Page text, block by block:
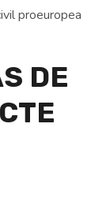
proeuropea
DE